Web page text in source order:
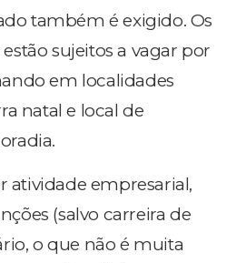
também é exigido. Os
sujeitos a vagar por
em localidades
natal e local de
atividade empresarial,
(salvo carreira de
o que não é muita